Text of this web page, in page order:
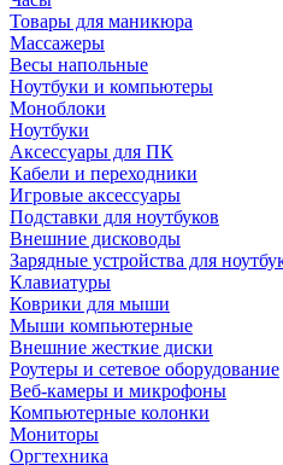
Товары для маникюра
Массажеры
Весы напольные
Ноутбуки и компьютеры
Моноблоки
Ноутбуки
Аксессуары для ПК
Кабели и переходники
Игровые аксессуары
Подставки для ноутбуков
Внешние дисководы
Зарядные устройства для
Клавиатуры
Коврики для мыши
Мыши компьютерные
Внешние жесткие диски
Роутеры и сетевое оборудование
Веб-камеры и микрофоны
Компьютерные колонки
Мониторы
Оргтехника